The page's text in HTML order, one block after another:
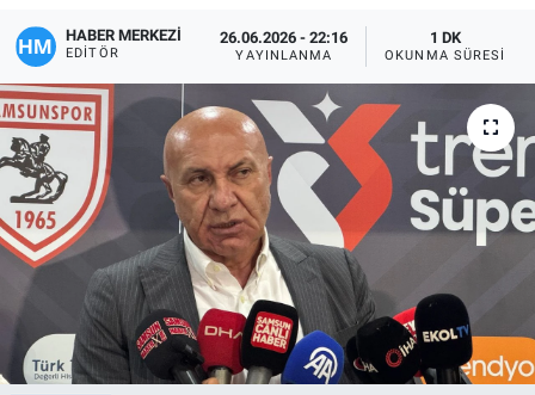
HABER MERKEZİ
EDITÖR
26.06.2026 - 22:16
YAYINLANMA
1 DK
OKUNMA SÜRESI
Bilim ve Teknoloji
Genel